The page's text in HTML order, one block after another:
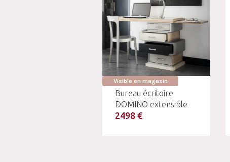
Visible en magasin
Bureau écritoire
DOMINO extensible
2498 €